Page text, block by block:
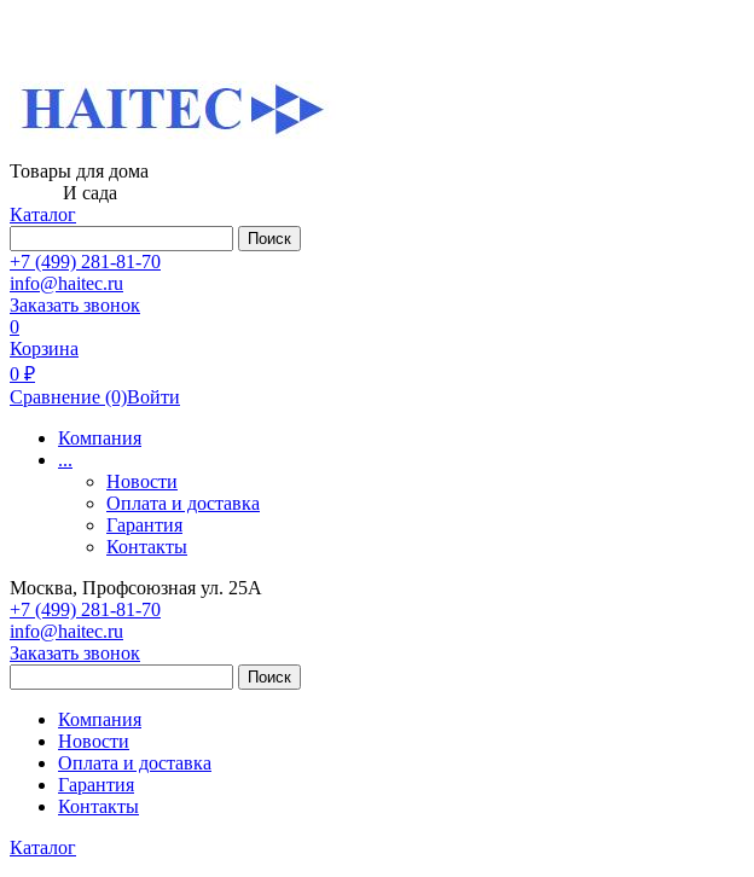
Товары для дома
И сада
Каталог
Поиск
+7 (499) 281-81-70
info@haitec.ru
Заказать звонок
0
Корзина
0 ₽
Сравнение (0)Войти
Компания
...
Новости
Оплата и доставка
Гарантия
Контакты
Москва, Профсоюзная ул. 25А
+7 (499) 281-81-70
info@haitec.ru
Заказать звонок
Поиск
Компания
Новости
Оплата и доставка
Гарантия
Контакты
Каталог